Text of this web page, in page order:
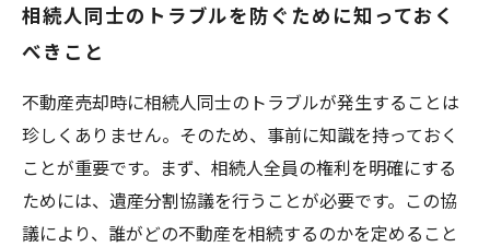
相続人同士のトラブルを防ぐために知っておく
べきこと
不動産売却時に相続人同士のトラブルが発生することは
珍しくありません。そのため、事前に知識を持っておく
ことが重要です。まず、相続人全員の権利を明確にする
ためには、遺産分割協議を行うことが必要です。この協
議により、誰がどの不動産を相続するのかを定めること